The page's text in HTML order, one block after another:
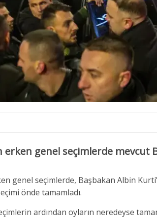
erken genel seçimlerde
genel seçimlerde, Başbakan Albin
önde tamamladı.
ardından oyların neredeyse